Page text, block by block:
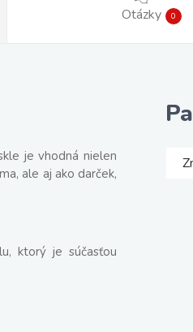
Otázky 0
je vhodná nielen
ale aj ako darček,
ktorý je súčasťou